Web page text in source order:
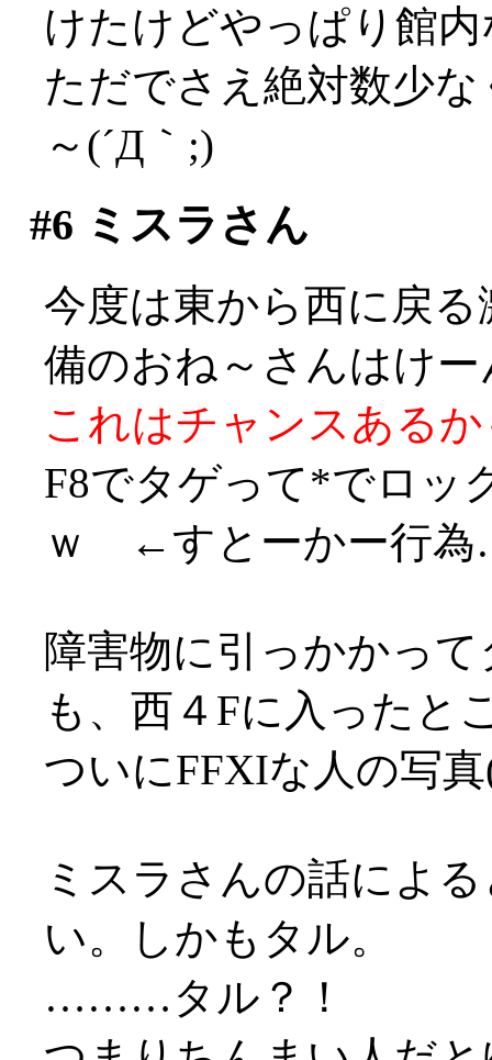
けたけどやっぱり館
ただでさえ絶対数少
～(´Д｀;)
#6 ミスラさん
今度は東から西に戻
備のおね～さんはけ
これはチャンスある
F8でタゲって*でロッ
ｗ ←すとーかー行為
障害物に引っかかっ
も、西４Fに入ったと
ついにFFXIな人の写
ミスラさんの話によ
い。しかもタル。
………タル？！